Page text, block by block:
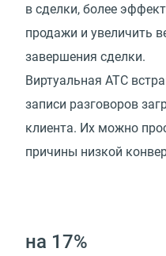
в сделки, более
продажи и увеличить
завершения сделки.
Виртуальная АТС
записи разговоров
клиента. Их можно
причины низкой
на 17%